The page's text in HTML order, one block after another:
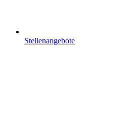
Stellenangebote